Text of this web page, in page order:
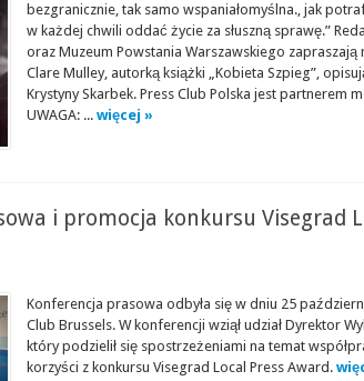
bezgranicznie, tak samo wspaniałomyślna., jak
w każdej chwili oddać życie za słuszną sprawę.”
oraz Muzeum Powstania Warszawskiego zapraszają
Clare Mulley, autorką książki „Kobieta Szpieg”,
Krystyny Skarbek. Press Club Polska jest partnerem
UWAGA: ... więcej »
i promocja konkursu Visegrad
Konferencja prasowa odbyła się w dniu 25
Club Brussels. W konferencji wziął udział Dyrektor
który podzielił się spostrzeżeniami na temat
korzyści z konkursu Visegrad Local Press Award.